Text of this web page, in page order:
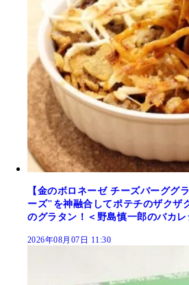
【金のボロネーゼ チーズバーググ
ーズ"を神融合してポテチのザクザ
のグラタン！＜野島慎一郎のバカレ
2026年08月07日 11:30